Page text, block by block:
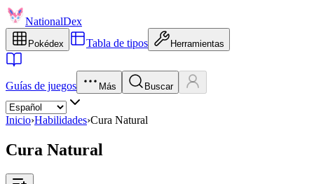
NationalDex
Pokédex Tabla de tipos Herramientas
Guías de juegos Más Buscar
Inicio›Habilidades›Cura Natural
Cura Natural